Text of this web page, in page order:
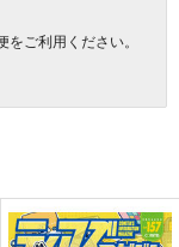
ご利用ください。